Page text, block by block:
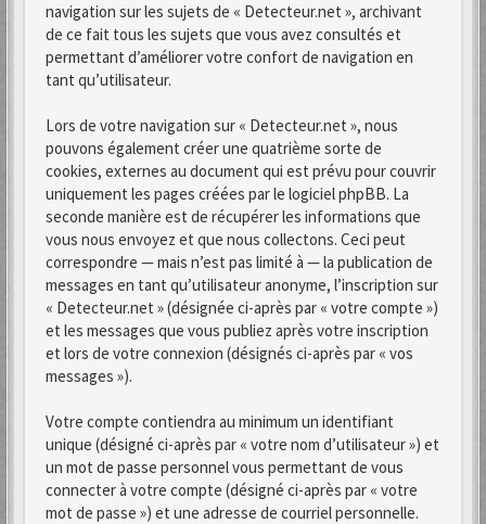
navigation sur les sujets de « Detecteur.net », archivant
de ce fait tous les sujets que vous avez consultés et
permettant d’améliorer votre confort de navigation en
tant qu’utilisateur.
Lors de votre navigation sur « Detecteur.net », nous
pouvons également créer une quatrième sorte de
cookies, externes au document qui est prévu pour couvrir
uniquement les pages créées par le logiciel phpBB. La
seconde manière est de récupérer les informations que
vous nous envoyez et que nous collectons. Ceci peut
correspondre — mais n’est pas limité à — la publication de
messages en tant qu’utilisateur anonyme, l’inscription sur
« Detecteur.net » (désignée ci-après par « votre compte »)
et les messages que vous publiez après votre inscription
et lors de votre connexion (désignés ci-après par « vos
messages »).
Votre compte contiendra au minimum un identifiant
unique (désigné ci-après par « votre nom d’utilisateur ») et
un mot de passe personnel vous permettant de vous
connecter à votre compte (désigné ci-après par « votre
mot de passe ») et une adresse de courriel personnelle.